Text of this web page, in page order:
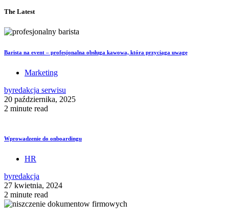
The Latest
Barista na event – profesjonalna obsługa kawowa, która przyciąga uwagę
Marketing
byredakcja serwisu
20 października, 2025
2 minute read
Wprowadzenie do onboardingu
HR
byredakcja
27 kwietnia, 2024
2 minute read